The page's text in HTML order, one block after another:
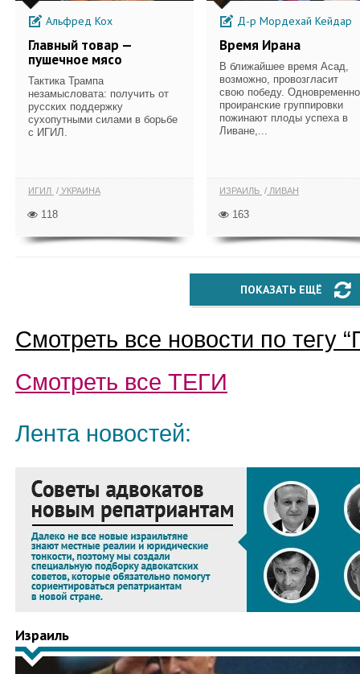
Альфред Кох
Главный товар —
пушечное мясо
Тактика Трампа
незамысловата: получить от
русских поддержку
сухопутными силами в борьбе
с ИГИЛ.
ИГИЛ УКРАИНА
118
Д-р Мордехай Кейдар
Время Ирана
В ближайшее время Асад,
возможно, провозгласит
свою победу. Одновременно
проиранские группировки
пожинают плоды успеха в
Ливане,...
ИЗРАИЛЬ ЛИВАН
163
ПОКАЗАТЬ ЕЩЁ
Смотреть все новости по тегу “
Смотреть все ТЕГИ
Лента новостей:
Израиль